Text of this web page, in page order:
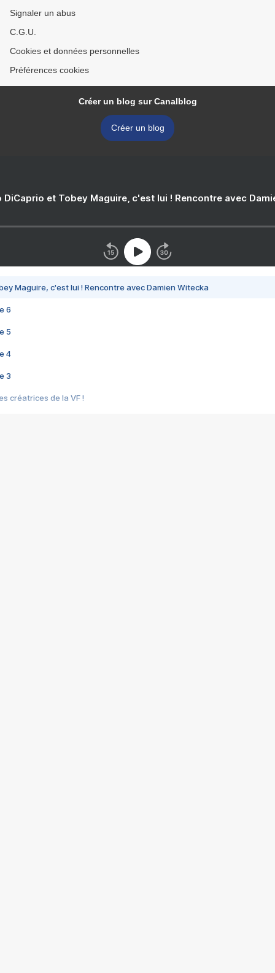
Signaler un abus
C.G.U.
Cookies et données personnelles
Préférences cookies
Créer un blog sur Canalblog
Créer un blog
DiCaprio et Tobey Maguire, c'est lui ! Rencontre avec
Maguire, c'est lui ! Rencontre avec Damien Witecka
6
5
4
3
créatrices de la VF !